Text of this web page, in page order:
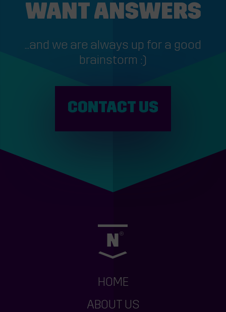
WANT ANSWERS
...and we are always up for a good
brainstorm :)
CONTACT US
HOME
ABOUT US